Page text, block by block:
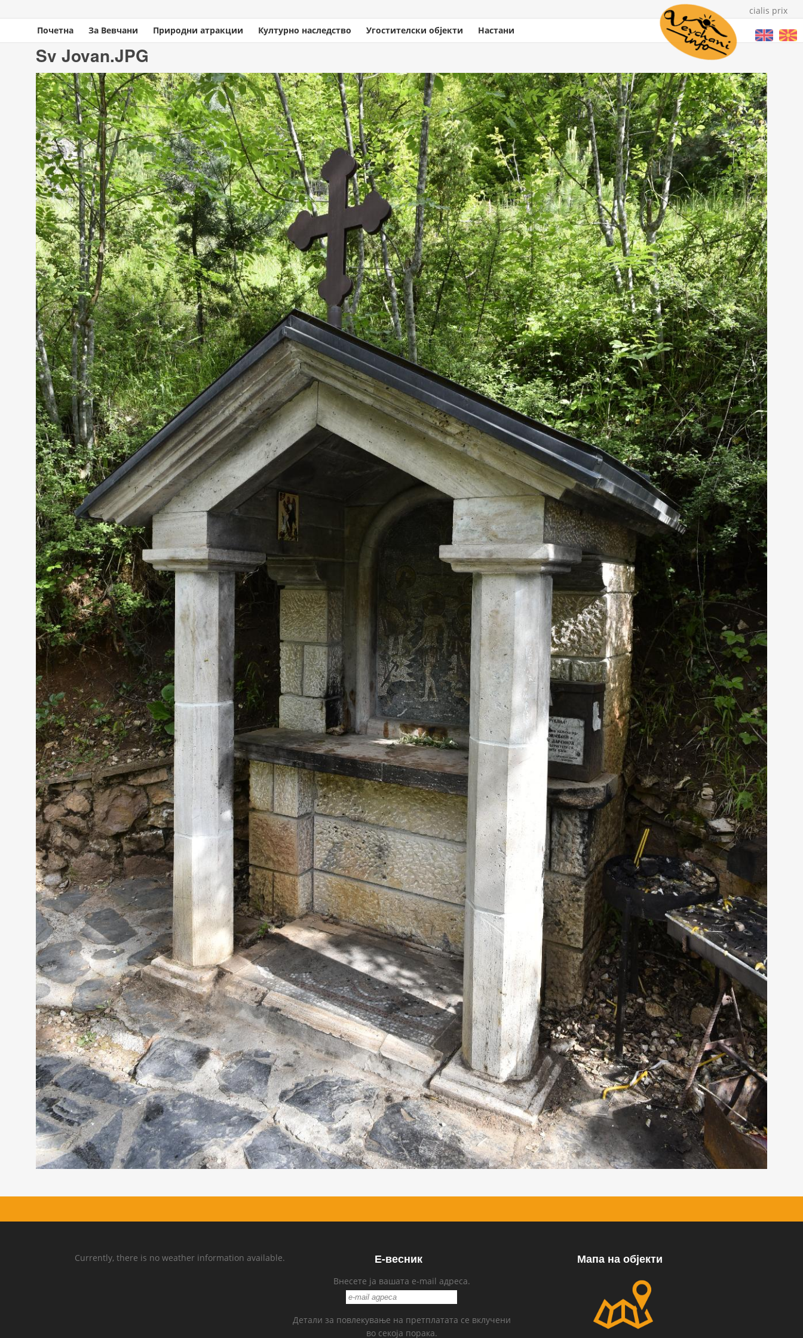
cialis prix
Почетна
За Вевчани Природни атракции Културно наследство Угостителски објекти Настани
You are here
Home» Sv Jovan.JPG
Sv Jovan.JPG
Currently, there is no weather information available. Е-весник
Внесете ја вашата e-mail адреса.
Детали за повлекување на претплатата се вклучени
во секоја порака.
Мапа на објекти